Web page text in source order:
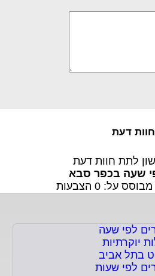
חוות דעת
לתת חוות דעת
שעה בכפר סבא
מבוסס על: 0 הצבעות
לפי שעה
יוקרתיות
בתל אביב
לפי שעות